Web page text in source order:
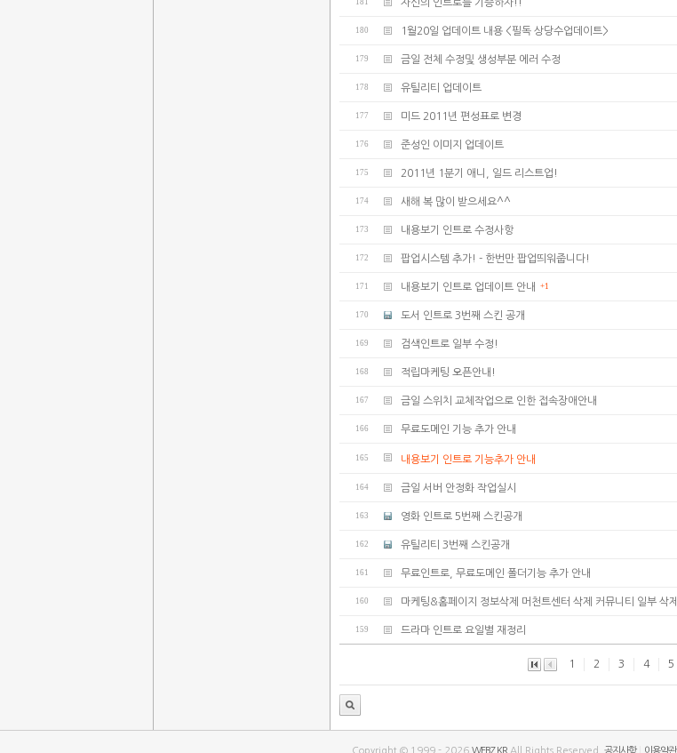
181 자신의 인트로를 기증하자!!
180 1월20일 업데이트 내용 <필독 상당수업데이트>
179 금일 전체 수정및 생성부분 에러 수정
178 유틸리티 업데이트
177 미드 2011년 편성표로 변경
176 준성인 이미지 업데이트
175 2011년 1분기 애니, 일드 리스트업!
174 새해 복 많이 받으세요^^
173 내용보기 인트로 수정사항
172 팝업시스템 추가! - 한번만 팝업띄워줍니다!
171 내용보기 인트로 업데이트 안내 +1
170 도서 인트로 3번째 스킨 공개
169 검색인트로 일부 수정!
168 적립마케팅 오픈안내!
167 금일 스위치 교체작업으로 인한 접속장애안내
166 무료도메인 기능 추가 안내
165 내용보기 인트로 기능추가 안내
164 금일 서버 안정화 작업실시
163 영화 인트로 5번째 스킨공개
162 유틸리티 3번째 스킨공개
161 무료인트로, 무료도메인 폴더기능 추가 안내
160 마케팅&홈페이지 정보삭제 머천트센터 삭제 커뮤니티 일부 삭제
159 드라마 인트로 요일별 재정리
1 2 3 4 5
Copyright © 1999 - 2026 WEBZ.KRAll Rights Reserved. 공지사항 이용약관